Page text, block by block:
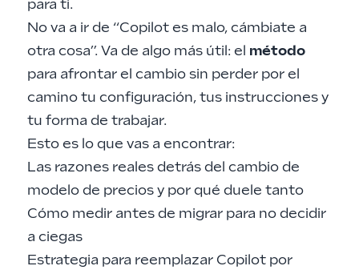
para ti.
No va a ir de “Copilot es malo, cámbiate a
otra cosa”. Va de algo más útil: el método
para afrontar el cambio sin perder por el
camino tu configuración, tus instrucciones y
tu forma de trabajar.
Esto es lo que vas a encontrar:
Las razones reales detrás del cambio de
modelo de precios y por qué duele tanto
Cómo medir antes de migrar para no decidir
a ciegas
Estrategia para reemplazar Copilot por